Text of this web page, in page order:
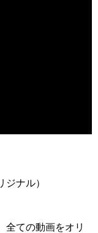
ナル）
全ての動画をオリ